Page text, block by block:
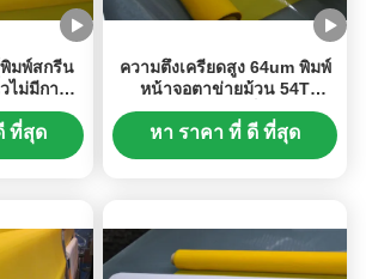
พิมพ์สกรีน
ไม่มีการ
ที่สุด
ความตึงเครียดสูง 64um พิมพ์
หน้าจอตาข่ายม้วน 54T
สำหรับการพิมพ์อิเล็กทรอนิกส์
หา ราคา ที่ ดี ที่สุด